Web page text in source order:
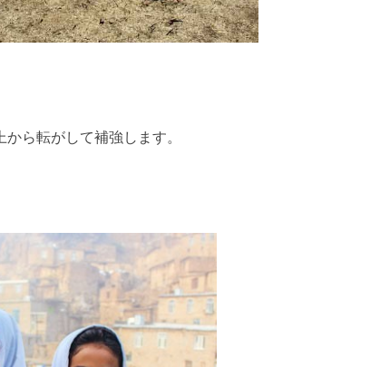
ら転がして補強します。